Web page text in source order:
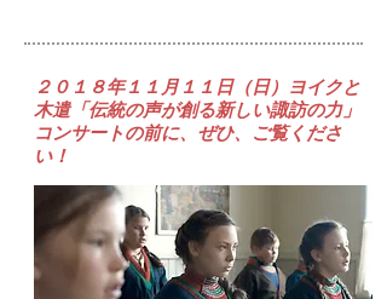
​２０１８年１１月１１日（日）ヨイクと
木遣「伝統の声が創る新しい諏訪の力」
コンサートの前に、ぜひ、ご覧くださ
い！